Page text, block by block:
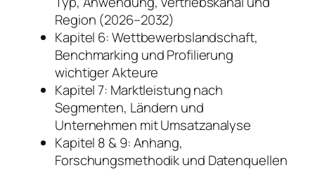
Region (2026–2032)
Kapitel 6: Wettbewerbslandschaft,
Benchmarking und Profilierung
wichtiger Akteure
Kapitel 7: Marktleistung nach
Segmenten, Ländern und
Unternehmen mit Umsatzanalyse
Kapitel 8 & 9: Anhang,
Forschungsmethodik und Datenquellen